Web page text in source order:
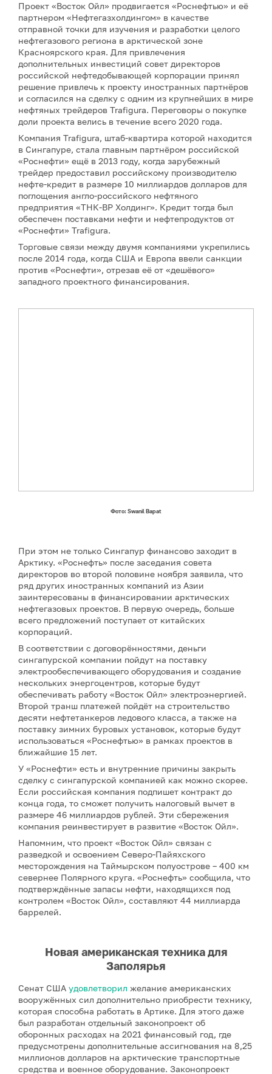
Проект «Восток Ойл» продвигается «Роснефтью» и её
партнером «Нефтегазхолдингом» в качестве
отправной точки для изучения и разработки целого
нефтегазового региона в арктической зоне
Красноярского края. Для привлечения
дополнительных инвестиций совет директоров
российской нефтедобывающей корпорации принял
решение привлечь к проекту иностранных партнёров
и согласился на сделку с одним из крупнейших в мире
нефтяных трейдеров Trafigura. Переговоры о покупке
доли проекта велись в течение всего 2020 года.
Компания Trafigura, штаб-квартира которой находится
в Сингапуре, стала главным партнёром российской
«Роснефти» ещё в 2013 году, когда зарубежный
трейдер предоставил российскому производителю
нефте-кредит в размере 10 миллиардов долларов для
поглощения англо-российского нефтяного
предприятия «ТНК-ВР Холдинг». Кредит тогда был
обеспечен поставками нефти и нефтепродуктов от
«Роснефти» Trafigura.
Торговые связи между двумя компаниями укрепились
после 2014 года, когда США и Европа ввели санкции
против «Роснефти», отрезав её от «дешёвого»
западного проектного финансирования.
Фото: Swanil Bapat
При этом не только Сингапур финансово заходит в
Арктику. «Роснефть» после заседания совета
директоров во второй половине ноября заявила, что
ряд других иностранных компаний из Азии
заинтересованы в финансировании арктических
нефтегазовых проектов. В первую очередь, больше
всего предложений поступает от китайских
корпораций.
В соответствии с договорённостями, деньги
сингапурской компании пойдут на поставку
электрообеспечивающего оборудования и создание
нескольких энергоцентров, которые будут
обеспечивать работу «Восток Ойл» электроэнергией.
Второй транш платежей пойдёт на строительство
десяти нефтетанкеров ледового класса, а также на
поставку зимних буровых установок, которые будут
использоваться «Роснефтью» в рамках проектов в
ближайшие 15 лет.
У «Роснефти» есть и внутренние причины закрыть
сделку с сингапурской компанией как можно скорее.
Если российская компания подпишет контракт до
конца года, то сможет получить налоговый вычет в
размере 46 миллиардов рублей. Эти сбережения
компания реинвестирует в развитие «Восток Ойл».
Напомним, что проект «Восток Ойл» связан с
разведкой и освоением Северо-Пайяхского
месторождения на Таймырском полуострове – 400 км
севернее Полярного круга. «Роснефть» сообщила, что
подтверждённые запасы нефти, находящихся под
контролем «Восток Ойл», составляют 44 миллиарда
баррелей.
Новая американская техника для
Заполярья
Сенат США удовлетворил желание американских
вооружённых сил дополнительно приобрести технику,
которая способна работать в Артике. Для этого даже
был разработан отдельный законопроект об
оборонных расходах на 2021 финансовый год, где
предусмотрены дополнительные ассигнования на 8,25
миллионов долларов на арктические транспортные
средства и военное оборудование. Законопроект